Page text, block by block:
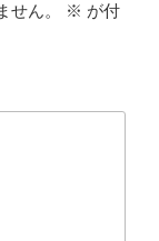
ん。 ※ が付